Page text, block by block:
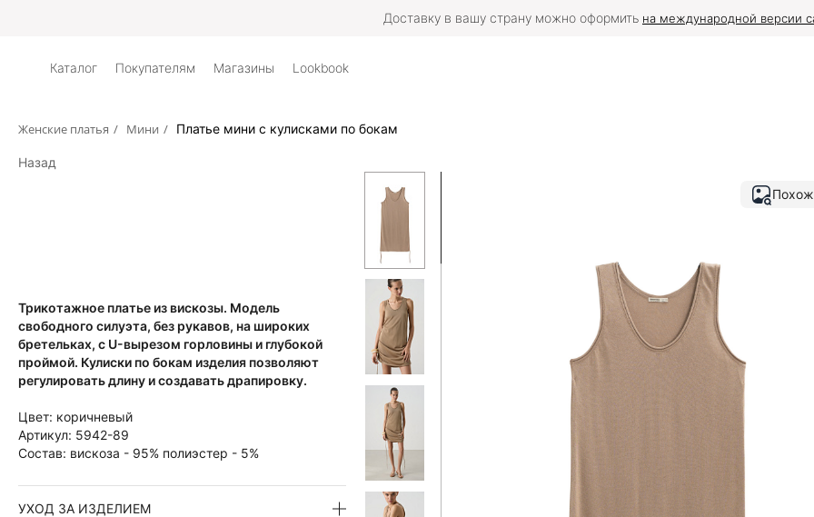
Доставку в вашу страну можно оформить на международной версии
Каталог Покупателям Магазины Lookbook
Женские платья / Мини / Платье мини с кулисками по бокам
Назад
Трикотажное платье из вискозы. Модель
свободного силуэта, без рукавов, на широких
бретельках, с U-вырезом горловины и глубокой
проймой. Кулиски по бокам изделия позволяют
регулировать длину и создавать драпировку.
Цвет: коричневый
Артикул: 5942-89
Состав: вискоза - 95% полиэстер - 5%
УХОД ЗА ИЗДЕЛИЕМ